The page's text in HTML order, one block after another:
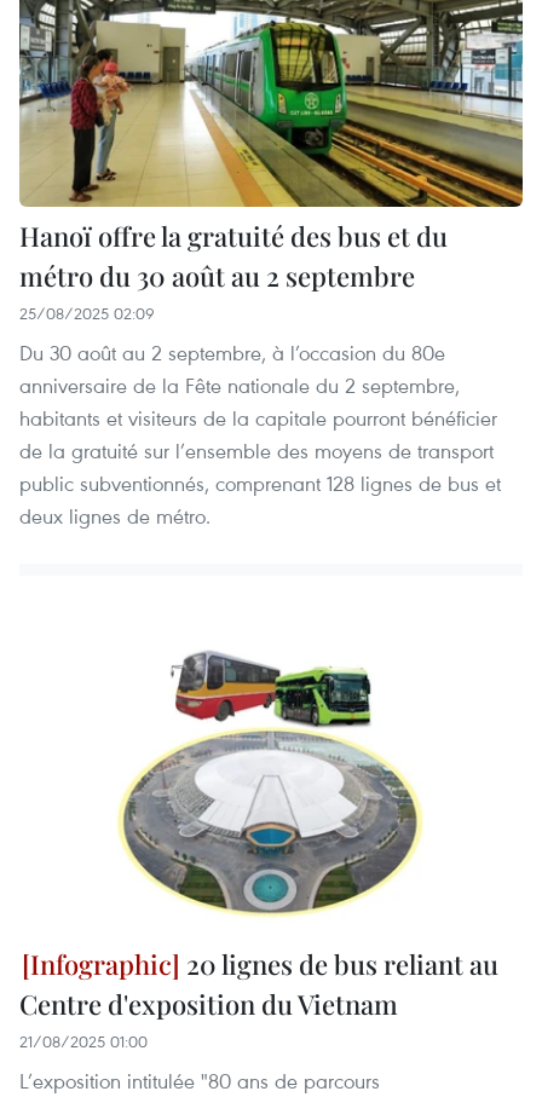
Hanoï offre la gratuité des bus et du
métro du 30 août au 2 septembre
25/08/2025 02:09
Du 30 août au 2 septembre, à l’occasion du 80e
anniversaire de la Fête nationale du 2 septembre,
habitants et visiteurs de la capitale pourront bénéficier
de la gratuité sur l’ensemble des moyens de transport
public subventionnés, comprenant 128 lignes de bus et
deux lignes de métro.
20 lignes de bus reliant au
Centre d'exposition du Vietnam
21/08/2025 01:00
L’exposition intitulée "80 ans de parcours